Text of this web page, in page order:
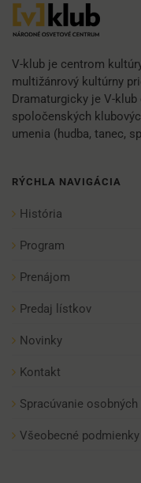
V-klub je centrom
multižánrový kultúrny
Dramaturgicky je V-
spoločenských
umenia (hudba, tanec,
RÝCHLA NAVIGÁCIA
História
Program
Prenájom
Predaj lístkov
Novinky
Kontakt
Spracúvanie
Všeobecné